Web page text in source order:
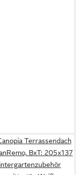
Terrassendach
BxT: 205x137